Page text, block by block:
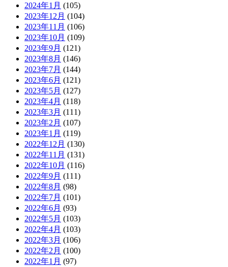
2024年1月 (105)
2023年12月 (104)
2023年11月 (106)
2023年10月 (109)
2023年9月 (121)
2023年8月 (146)
2023年7月 (144)
2023年6月 (121)
2023年5月 (127)
2023年4月 (118)
2023年3月 (111)
2023年2月 (107)
2023年1月 (119)
2022年12月 (130)
2022年11月 (131)
2022年10月 (116)
2022年9月 (111)
2022年8月 (98)
2022年7月 (101)
2022年6月 (93)
2022年5月 (103)
2022年4月 (103)
2022年3月 (106)
2022年2月 (100)
2022年1月 (97)